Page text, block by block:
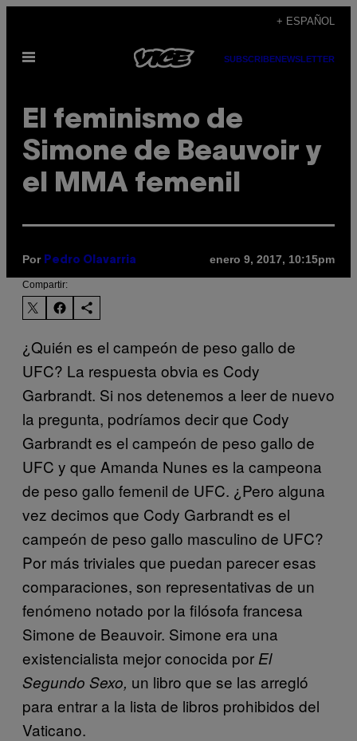
contenido
+ ESPAÑOL
Abrir
SUBSCRIBENEWSLETTER
El feminismo de
Simone de Beauvoir y
el MMA femenil
Por Pedro Olavarria enero 9, 2017, 10:15pm
Compartir:
¿Quién es el campeón de peso gallo de
UFC? La respuesta obvia es Cody
Garbrandt. Si nos detenemos a leer de nuevo
la pregunta, podríamos decir que Cody
Garbrandt es el campeón de peso gallo de
UFC y que Amanda Nunes es la campeona
de peso gallo femenil de UFC. ¿Pero alguna
vez decimos que Cody Garbrandt es el
campeón de peso gallo masculino de UFC?
Por más triviales que puedan parecer esas
comparaciones, son representativas de un
fenómeno notado por la filósofa francesa
Simone de Beauvoir. Simone era una
existencialista mejor conocida por El
Segundo Sexo, un libro que se las arregló
para entrar a la lista de libros prohibidos del
Vaticano.